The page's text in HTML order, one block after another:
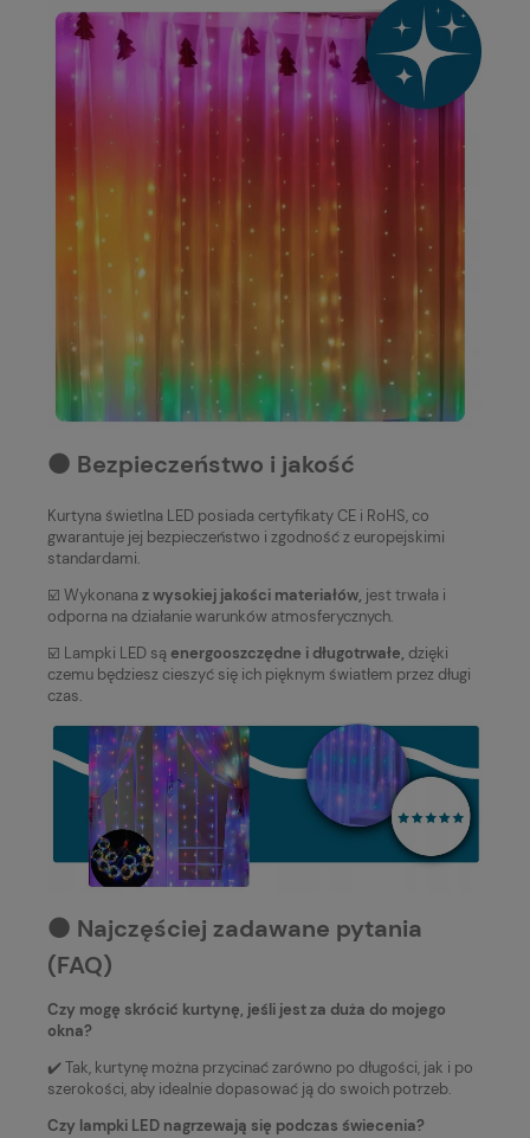
⚫️ Bezpieczeństwo i jakość
Kurtyna świetlna LED posiada certyfikaty CE i RoHS, co
gwarantuje jej bezpieczeństwo i zgodność z europejskimi
standardami.
☑️ Wykonana z wysokiej jakości materiałów, jest trwała i
odporna na działanie warunków atmosferycznych.
☑️ Lampki LED są energooszczędne i długotrwałe, dzięki
czemu będziesz cieszyć się ich pięknym światłem przez długi
czas.
⚫️ Najczęściej zadawane pytania
(FAQ)
Czy mogę skrócić kurtynę, jeśli jest za duża do mojego
okna?
✔️ Tak, kurtynę można przycinać zarówno po długości, jak i po
szerokości, aby idealnie dopasować ją do swoich potrzeb.
Czy lampki LED nagrzewają się podczas świecenia?